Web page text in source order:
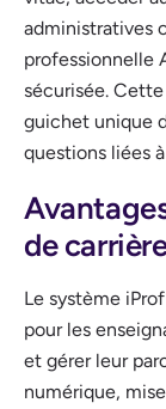
administratives
professionnelle
sécurisée.
guichet unique
questions liées
de
Le système
pour les
et gérer leur
numérique,